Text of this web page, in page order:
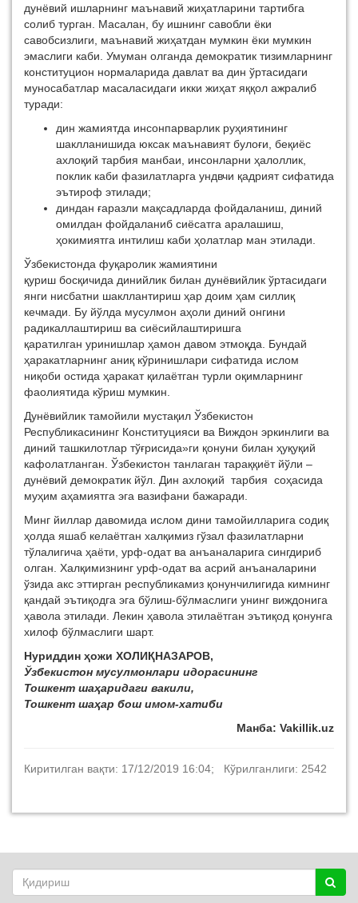
дунёвий ишларнинг маънавий жиҳатларини тартибга
солиб турган. Масалан, бу ишнинг савобли ёки
савобсизлиги, маънавий жиҳатдан мумкин ёки мумкин
эмаслиги каби. Умуман олганда демократик тизимларнинг
конституцион нормаларида давлат ва дин ўртасидаги
муносабатлар масаласидаги икки жиҳат яққол ажралиб
туради:
дин жамиятда инсонпарварлик руҳиятининг
шаклланишида юксак маънавият булоғи, беқиёс
ахлоқий тарбия манбаи, инсонларни ҳалоллик,
поклик каби фазилатларга ундвчи қадрият сифатида
эътироф этилади;
диндан ғаразли мақсадларда фойдаланиш, диний
омилдан фойдаланиб сиёсатга аралашиш,
ҳокимиятга интилиш каби ҳолатлар ман этилади.
Ўзбекистонда фуқаролик жамиятини
қуриш босқичида динийлик билан дунёвийлик ўртасидаги
янги нисбатни шакллантириш ҳар доим ҳам силлиқ
кечмади. Бу йўлда мусулмон аҳоли диний онгини
радикаллаштириш ва сиёсийлаштиришга
қаратилган уринишлар ҳамон давом этмоқда. Бундай
ҳаракатларнинг аниқ кўринишлари сифатида ислом
ниқоби остида ҳаракат қилаётган турли оқимларнинг
фаолиятида кўриш мумкин.
Дунёвийлик тамойили мустақил Ўзбекистон
Республикасининг Конституцияси ва Виждон эркинлиги ва
диний ташкилотлар тўғрисида»ги қонуни билан ҳуқуқий
кафолатланган. Ўзбекистон танлаган тараққиёт йўли –
дунёвий демократик йўл. Дин ахлоқий тарбия соҳасида
муҳим аҳамиятга эга вазифани бажаради.
Минг йиллар давомида ислом дини тамойилларига содиқ
ҳолда яшаб келаётган халқимиз гўзал фазилатларни
тўлалигича ҳаёти, урф-одат ва анъаналарига сингдириб
олган. Халқимизнинг урф-одат ва асрий анъаналарини
ўзида акс эттирган республикамиз қонунчилигида кимнинг
қандай эътиқодга эга бўлиш-бўлмаслиги унинг виждонига
ҳавола этилади. Лекин ҳавола этилаётган эътиқод қонунга
хилоф бўлмаслиги шарт.
Нуриддин ҳожи ХОЛИҚНАЗАРОВ,
Ўзбекистон мусулмонлари идорасининг
Тошкент шаҳаридаги вакили,
Тошкент шаҳар бош имом-хатиби
Манба: Vakillik.uz
Киритилган вақти: 17/12/2019 16:04; Кўрилганлиги: 2542